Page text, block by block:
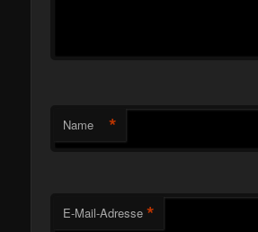
Name *
E-Mail-Adresse *